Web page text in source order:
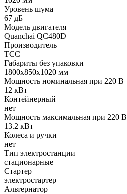
Уровень шума
67 дБ
Модель двигателя
Quanchai QC480D
Производитель
ТСС
Габариты без упаковки
1800x850x1020 мм
Мощность номинальная при 220 В
12 кВт
Контейнерный
нет
Мощность максимальная при 220 В
13.2 кВт
Колеса и ручки
нет
Тип электростанции
стационарные
Стартер
электростартер
Альтернатор